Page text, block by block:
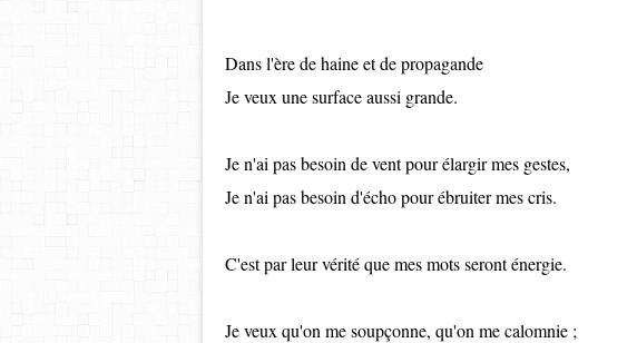
Dans l'ère de haine et de propagande
Je veux une surface aussi grande.
Je n'ai pas besoin de vent pour élargir mes gestes,
Je n'ai pas besoin d'écho pour ébruiter mes cris.
C'est par leur vérité que mes mots seront énergie.
Je veux qu'on me soupçonne, qu'on me calomnie ;